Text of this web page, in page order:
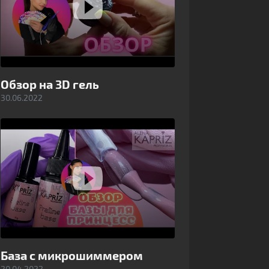
Обзор на 3D гель
30.06.2022
База с микрошиммером